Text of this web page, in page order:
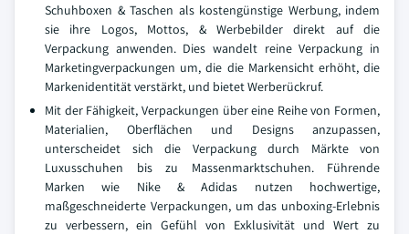
Schuhboxen & Taschen als kostengünstige Werbung, indem
sie ihre Logos, Mottos, & Werbebilder direkt auf die
Verpackung anwenden. Dies wandelt reine Verpackung in
Marketingverpackungen um, die die Markensicht erhöht, die
Markenidentität verstärkt, und bietet Werberückruf.
Mit der Fähigkeit, Verpackungen über eine Reihe von Formen,
Materialien, Oberflächen und Designs anzupassen,
unterscheidet sich die Verpackung durch Märkte von
Luxusschuhen bis zu Massenmarktschuhen. Führende
Marken wie Nike & Adidas nutzen hochwertige,
maßgeschneiderte Verpackungen, um das unboxing-Erlebnis
zu verbessern, ein Gefühl von Exklusivität und Wert zu